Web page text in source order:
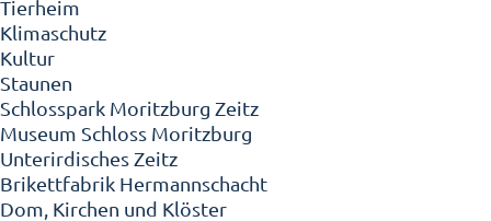
Tierheim
Klimaschutz
Kultur
Staunen
Schlosspark Moritzburg Zeitz
Museum Schloss Moritzburg
Unterirdisches Zeitz
Brikettfabrik Hermannschacht
Dom, Kirchen und Klöster